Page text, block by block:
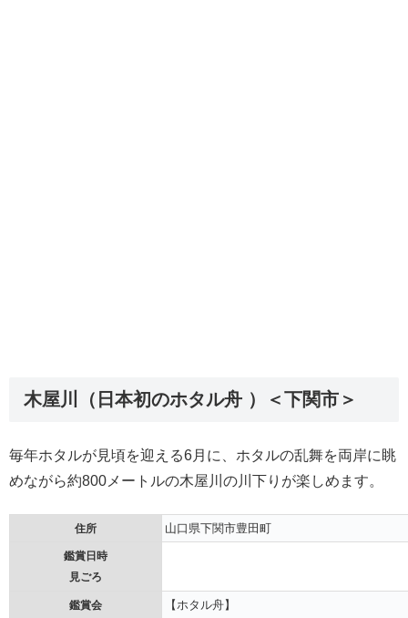
木屋川（日本初のホタル舟 ）＜下関市＞
毎年ホタルが見頃を迎える6月に、ホタルの乱舞を両岸に眺
めながら約800メートルの木屋川の川下りが楽しめます。
住所 山口県下関市豊田町
鑑賞日時
見ごろ
鑑賞会
【ホタル舟】